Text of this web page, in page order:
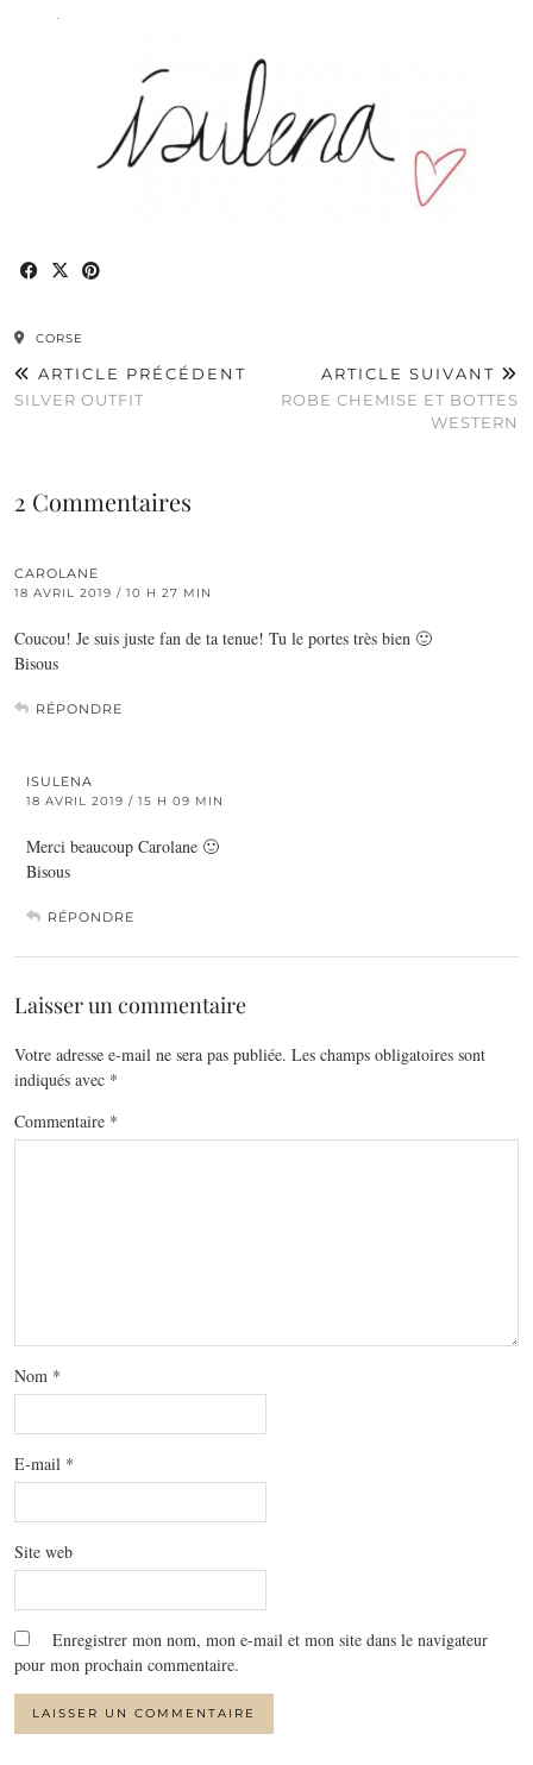
CORSE
ARTICLE PRÉCÉDENT
SILVER OUTFIT
ARTICLE SUIVANT
ROBE CHEMISE ET BOTTES
WESTERN
2 Commentaires
CAROLANE
18 AVRIL 2019 / 10 H 27 MIN
Coucou! Je suis juste fan de ta tenue! Tu le portes très bien 🙂
Bisous
RÉPONDRE
ISULENA
18 AVRIL 2019 / 15 H 09 MIN
Merci beaucoup Carolane 🙂
Bisous
RÉPONDRE
Laisser un commentaire
Votre adresse e-mail ne sera pas publiée. Les champs obligatoires sont
indiqués avec *
Commentaire *
Nom *
E-mail *
Site web
Enregistrer mon nom, mon e-mail et mon site dans le navigateur
pour mon prochain commentaire.